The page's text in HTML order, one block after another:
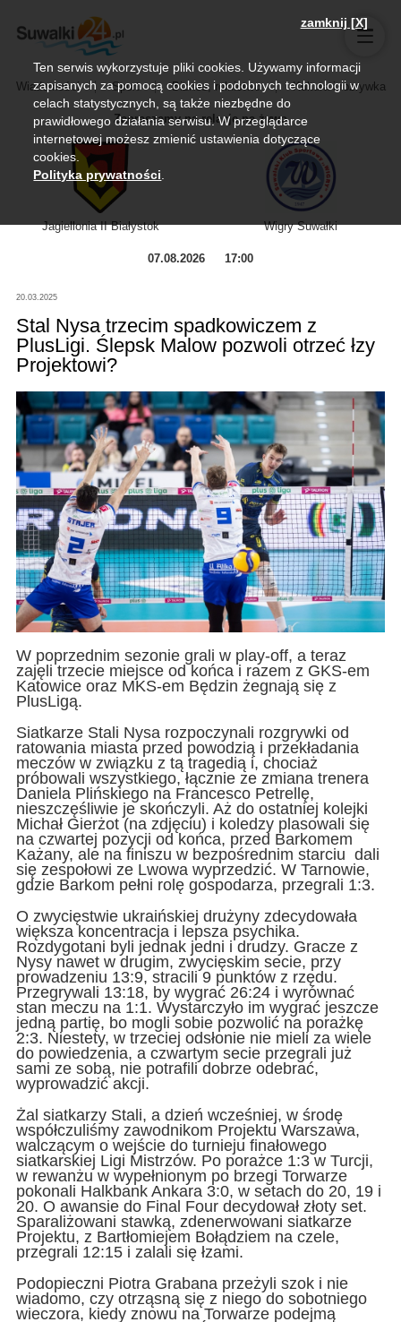
Wiadomości Sport Biznes, rolnictwo Kultura i rozrywka
Zapraszamy na relację na żywo
Jagiellonia II Białystok Wigry Suwałki
07.08.2026 17:00
20.03.2025
Stal Nysa trzecim spadkowiczem z
PlusLigi. Ślepsk Malow pozwoli otrzeć łzy
Projektowi?
W poprzednim sezonie grali w play-off, a teraz
zajęli trzecie miejsce od końca i razem z GKS-em
Katowice oraz MKS-em Będzin żegnają się z
PlusLigą.
Siatkarze Stali Nysa rozpoczynali rozgrywki od
ratowania miasta przed powodzią i przekładania
meczów w związku z tą tragedią i, chociaż
próbowali wszystkiego, łącznie ze zmiana trenera
Daniela Plińskiego na Francesco Petrellę,
nieszczęśliwie je skończyli. Aż do ostatniej kolejki
Michał Gierżot (na zdjęciu) i koledzy plasowali się
na czwartej pozycji od końca, przed Barkomem
Każany, ale na finiszu w bezpośrednim starciu dali
się zespołowi ze Lwowa wyprzedzić. W Tarnowie,
gdzie Barkom pełni rolę gospodarza, przegrali 1:3.
O zwycięstwie ukraińskiej drużyny zdecydowała
większa koncentracja i lepsza psychika.
Rozdygotani byli jednak jedni i drudzy. Gracze z
Nysy nawet w drugim, zwycięskim secie, przy
prowadzeniu 13:9, stracili 9 punktów z rzędu.
Przegrywali 13:18, by wygrać 26:24 i wyrównać
stan meczu na 1:1. Wystarczyło im wygrać jeszcze
jedną partię, bo mogli sobie pozwolić na porażkę
2:3. Niestety, w trzeciej odsłonie nie mieli za wiele
do powiedzenia, a czwartym secie przegrali już
sami ze sobą, nie potrafili dobrze odebrać,
wyprowadzić akcji.
Żal siatkarzy Stali, a dzień wcześniej, w środę
współczuliśmy zawodnikom Projektu Warszawa,
walczącym o wejście do turnieju finałowego
siatkarskiej Ligi Mistrzów. Po porażce 1:3 w Turcji,
w rewanżu w wypełnionym po brzegi Torwarze
pokonali Halkbank Ankara 3:0, w setach do 20, 19 i
20. O awansie do Final Four decydował złoty set.
Sparaliżowani stawką, zdenerwowani siatkarze
Projektu, z Bartłomiejem Bołądziem na czele,
przegrali 12:15 i zalali się łzami.
Podopieczni Piotra Grabana przeżyli szok i nie
wiadomo, czy otrząsną się z niego do sobotniego
wieczora, kiedy znowu na Torwarze podejmą
zamknij [X]
Ten serwis wykorzystuje pliki cookies. Używamy informacji
zapisanych za pomocą cookies i podobnych technologii w
celach statystycznych, są także niezbędne do
prawidłowego działania serwisu. W przeglądarce
internetowej możesz zmienić ustawienia dotyczące
cookies.
Polityka prywatności